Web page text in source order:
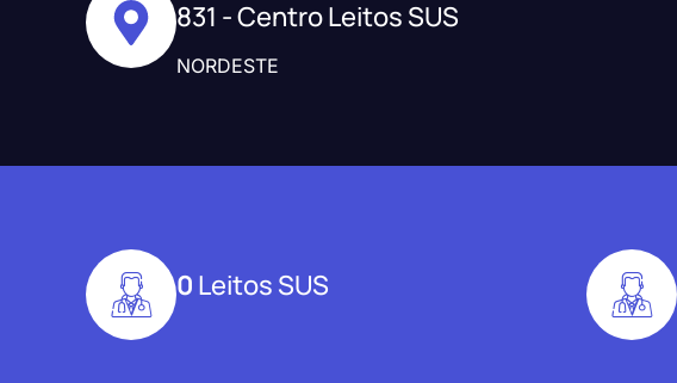
831 - Centro Leitos SUS
NORDESTE
0 Leitos SUS